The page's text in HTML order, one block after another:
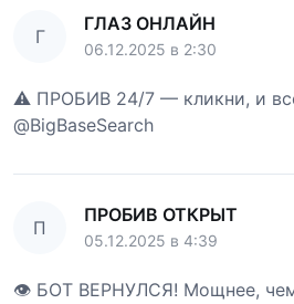
Г
ГЛАЗ ОНЛАЙН
06.12.2025 в 2:30
⚠️ ПРОБИВ 24/7 — кликни, и
@BigBaseSearch
П
ПРОБИВ ОТКРЫТ
05.12.2025 в 4:39
👁 БОТ ВЕРНУЛСЯ! Мощнее, чем